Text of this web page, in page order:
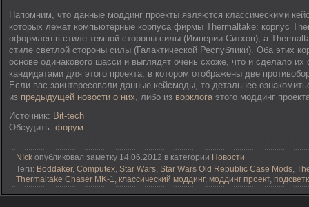
Напомним, что данные моддинг проекты являются классическими
которых лежат компьютерные корпуса фирмы Thermaltake: корпус
оформлен в стиле темной стороны силы (Империи Ситхов), а
стиле светлой стороны силы (Галактической Республики). Оба этих
основе одинакового шасси и выглядят очень схоже, что и сделало их
кандидатами для этого проекта, в котором отображены две
Если вас заинтересовали данные кейсмоды, то детальнее
из предыдущей новости о них, либо из ворклогаэтого моддинг
Источник: Bit-tech
Обсудить: форум
N!ck опубликовал заметку 14.06.2012 в категории Новости
Теги: Boddaker, Computex, Star Wars, Star Wars Old Republic Case Mods,
Thermaltake Chaser MK-1, классический моддинг, моддинг проект,